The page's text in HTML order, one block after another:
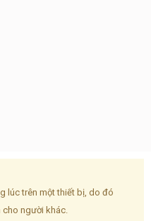
lúc trên một thiết bị, do đó
người khác.